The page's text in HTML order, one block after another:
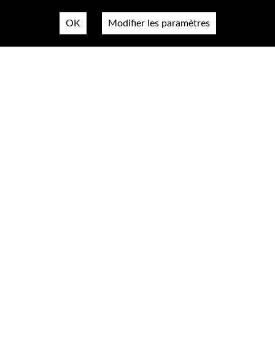
Nous contacter
Plan du site
Mentions légales & confidentialité
Accessibilté
OK Modifier les paramètres